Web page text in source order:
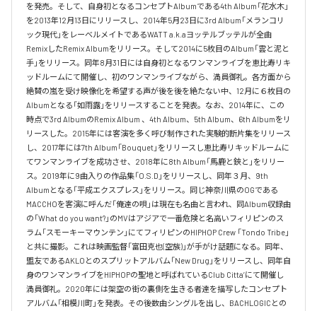
を発売。そして、自身初となるコンセプトAlbumである4th Album「花水木」
を2013年12月13日にリリースし、2014年5月23日に3rd Album「メランコリ
ック現代」をレーベルメイトであるWATT a.k.aヨッテルブッテルが全曲
RemixしたRemix Albumをリリース。そして2014に5枚目のAlbum「雲と泥と
手」をリリース。同年8月31日には自身初となるワンマンライブを恵比寿リキ
ッドルームにて開催し、初のワンマンライブながら、満員御礼。各方面から
絶賛の嵐を受け映像化を希望する声が後を後を絶たない中、12月に６枚目の
Albumとなる「如雨露」をリリースすることを発表。なお、2014年に、この
時点で3rd AlbumのRemix Album 、4th Album、5th Album、6th Albumをリ
リースした。2015年には客演を多く呼び制作された実験的断片集をリリース
し、2017年には7th Album「Bouquet」をリリースし恵比寿リキッドルームに
てワンマンライブを成功させ、2018年に8th Album「馬鹿と鋏と」をリリー
ス。2019年に9曲入りの作品集「O.S.D」をリリースし、同年３月、9th
Albumとなる「平成エクスプレス」をリリース。同じ神奈川県のOGである
MACCHOを客演に呼んだ「俺達の唄」は現在も名曲と言われ、同Album収録曲
の「What do you want?」のMVはアジアで一番危険と名高いフィリピンのス
ラム「スモーキーマウンテン」にてフィリピンのHIPHOP Crew 「Tondo Tribe」
と共に撮影。これは映画監督「富田克也(空族)」が手がけ話題になる。同年、
盟友であるAKLOとのスプリットアルバム「New Drug」をリリースし、同年自
身のワンマンライブをHIPHOPの聖地と呼ばれているClub Citta’にて開催し
満員御礼。2020年には架空の街の裏側を生きる者達を描写したコンセプト
アルバム「相模川町」を発表。その後数曲シングルを出し、BACHLOGICとの